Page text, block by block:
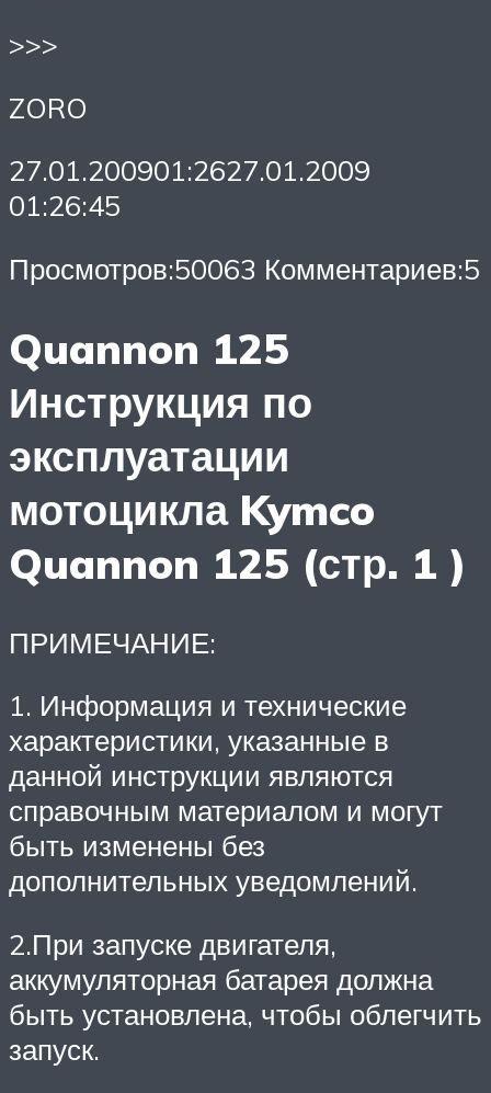
>>>
ZORO
27.01.200901:2627.01.2009
01:26:45
Просмотров:50063 Комментариев:5
Quannon 125
Инструкция по
эксплуатации
мотоцикла Kymco
Quannon 125 (стр. 1 )
ПРИМЕЧАНИЕ:
1. Информация и технические
характеристики, указанные в
данной инструкции являются
справочным материалом и могут
быть изменены без
дополнительных уведомлений.
2.При запуске двигателя,
аккумуляторная батарея должна
быть установлена, чтобы облегчить
запуск.